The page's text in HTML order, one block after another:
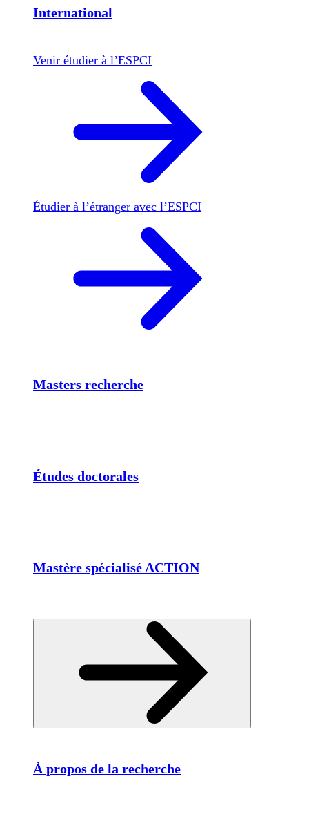
International
Venir étudier à l’ESPCI
Étudier à l’étranger avec l’ESPCI
Masters recherche
Études doctorales
Mastère spécialisé ACTION
À propos de la recherche